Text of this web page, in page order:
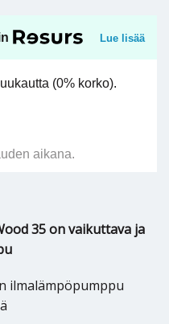
Lue lisää
(0% korko).
aikana.
35 on vaikuttava ja
ilmalämpöpumppu